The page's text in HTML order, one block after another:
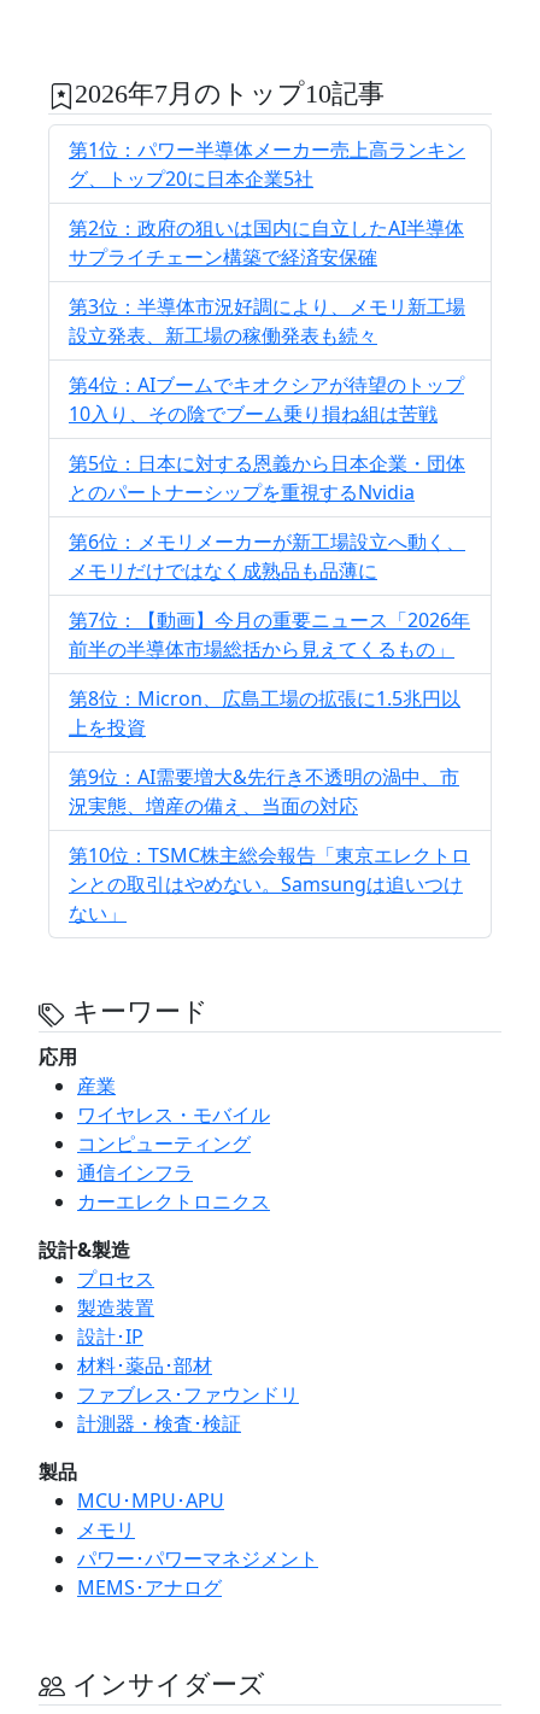
2026年7月のトップ10記事
第1位：パワー半導体メーカー売上高ランキン
グ、トップ20に日本企業5社
第2位：政府の狙いは国内に自立したAI半導体
サプライチェーン構築で経済安保確
第3位：半導体市況好調により、メモリ新工場
設立発表、新工場の稼働発表も続々
第4位：AIブームでキオクシアが待望のトップ
10入り、その陰でブーム乗り損ね組は苦戦
第5位：日本に対する恩義から日本企業・団体
とのパートナーシップを重視するNvidia
第6位：メモリメーカーが新工場設立へ動く、
メモリだけではなく成熟品も品薄に
第7位：【動画】今月の重要ニュース「2026年
前半の半導体市場総括から見えてくるもの」
第8位：Micron、広島工場の拡張に1.5兆円以
上を投資
第9位：AI需要増大&先行き不透明の渦中、市
況実態、増産の備え、当面の対応
第10位：TSMC株主総会報告「東京エレクトロ
ンとの取引はやめない。Samsungは追いつけ
ない」
キーワード
応用
産業
ワイヤレス・モバイル
コンピューティング
通信インフラ
カーエレクトロニクス
設計&製造
プロセス
製造装置
設計･IP
材料･薬品･部材
ファブレス･ファウンドリ
計測器・検査･検証
製品
MCU･MPU･APU
メモリ
パワー･パワーマネジメント
MEMS･アナログ
インサイダーズ